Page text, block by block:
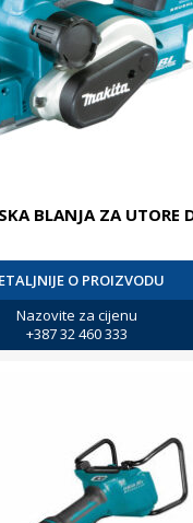
BLANJA ZA UTORE
O PROIZVODU
Nazovite za cijenu
+387 32 460 333